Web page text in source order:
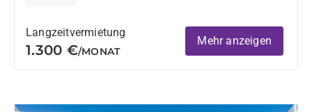
Langzeitvermietung
1.300 €/MONAT
Mehr anzeigen